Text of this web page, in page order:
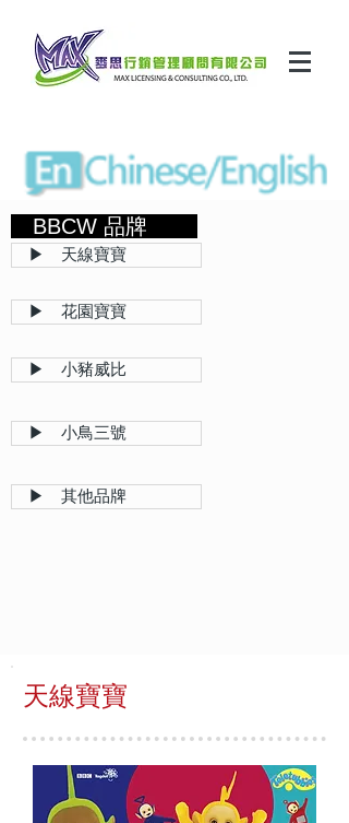
BBCW 品牌
▶ 天線寶寶
▶ 花園寶寶
▶ 小豬威比
▶ 小鳥三號
▶ 其他品牌
天線寶寶